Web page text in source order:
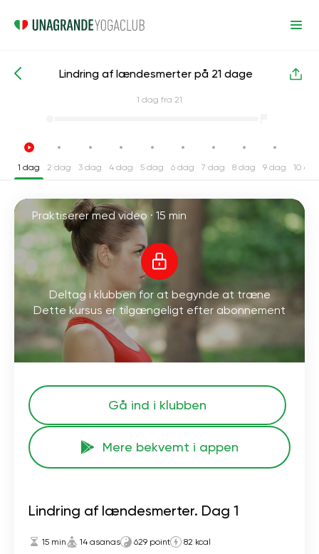
Intensive yogakurser Lille del af ryggen
Lindring af lændesmerter på 21 dage
1 dag fra 21
1 dag 2 dag 3 dag 4 dag 5 dag 6 dag 7 dag 8 dag 9 dag 10
Praktiserer med video · 15 min
Deltag i klubben for at begynde at træne
Dette kursus er tilgængeligt efter abonnement
Gå ind i klubben
Mere bekvemt i appen
Lindring af lændesmerter. Dag 1
15 min 14 asanas 629 point 82 kcal